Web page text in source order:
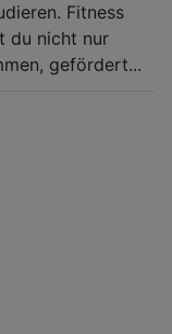
Fitness
du nicht nur
gefördert...